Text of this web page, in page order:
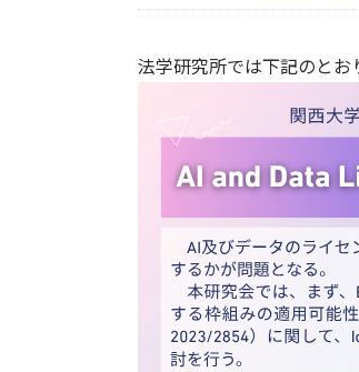
法学研究所では下記のとお